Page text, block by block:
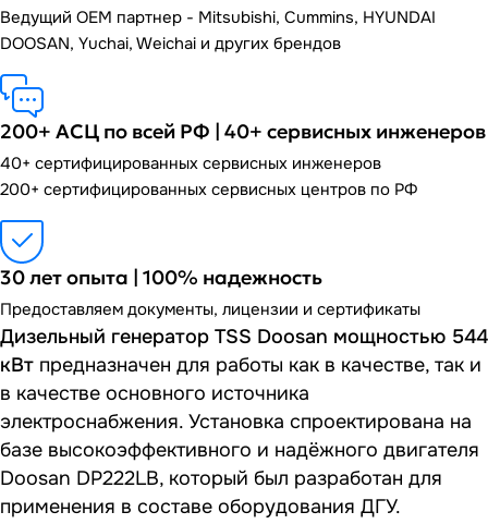
Ведущий OEM партнер - Mitsubishi, Cummins, HYUNDAI
DOOSAN, Yuchai, Weichai и других брендов
200+ АСЦ по всей РФ | 40+ сервисных инженеров
40+ сертифицированных сервисных инженеров
200+ сертифицированных сервисных центров по РФ
30 лет опыта | 100% надежность
Предоставляем документы, лицензии и сертификаты
Дизельный генератор TSS Doosan мощностью 544
кВт предназначен для работы как в качестве, так и
в качестве основного источника
электроснабжения. Установка спроектирована на
базе высокоэффективного и надёжного двигателя
Doosan DP222LB, который был разработан для
применения в составе оборудования ДГУ.